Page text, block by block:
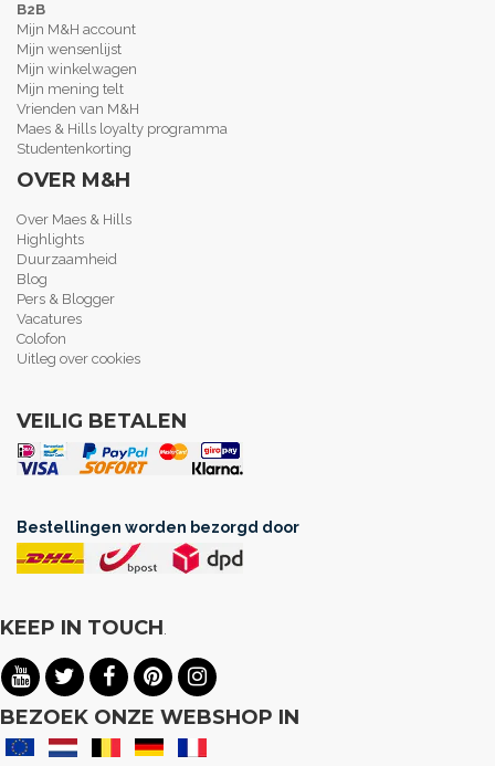
B2B
Mijn M&H account
Mijn wensenlijst
Mijn winkelwagen
Mijn mening telt
Vrienden van M&H
Maes & Hills loyalty programma
Studentenkorting
OVER M&H
Over Maes & Hills
Highlights
Duurzaamheid
Blog
Pers & Blogger
Vacatures
Colofon
Uitleg over cookies
VEILIG BETALEN
Bestellingen worden bezorgd door
KEEP IN TOUCH.
BEZOEK ONZE WEBSHOP IN